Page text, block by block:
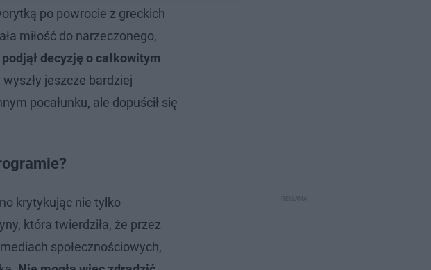
po powrocie z greckich
miłość do narzeczonego,
decyzję o całkowitym
jeszcze bardziej
pocałunku, ale dopuścił się
krytykując nie tylko
która twierdziła, że przez
społecznościowych,